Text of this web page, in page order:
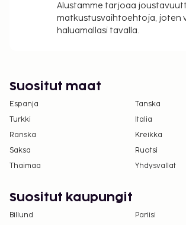
Alustamme tarjoaa
matkustusvaihtoehtoja, joten
haluamallasi tavalla.
Suositut maat
Espanja
Tanska
Turkki
Italia
Ranska
Kreikka
Saksa
Ruotsi
Thaimaa
Yhdysvallat
Suositut kaupungit
Billund
Pariisi